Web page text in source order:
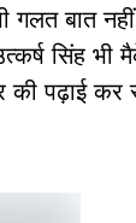
गलत बात
सिंह भी
की पढ़ाई